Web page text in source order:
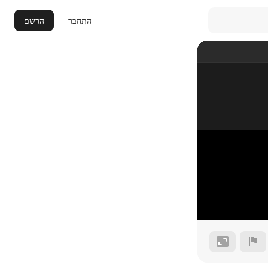
התחבר הרשם